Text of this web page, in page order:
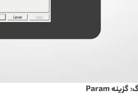
Param